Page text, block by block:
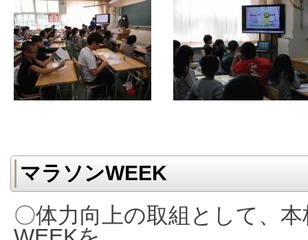
マラソンWEEK
〇体力向上の取組として、